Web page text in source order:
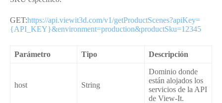
GET:https://api.viewit3d.com/v1/getProductScenes?apiKey=
{API_KEY}&environment=production&productSku=12345
Parámetro Tipo Descripción
host String
Dominio donde
están alojados los
servicios de la API
de View-It.